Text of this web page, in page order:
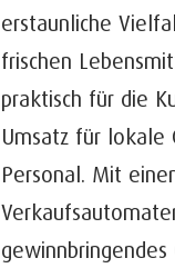
erstaunliche
frischen
praktisch für die
Umsatz für lokale
Personal. Mit